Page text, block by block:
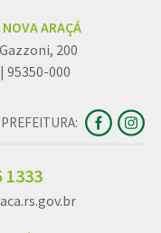
ARAÇÁ
200
95350-000
1333